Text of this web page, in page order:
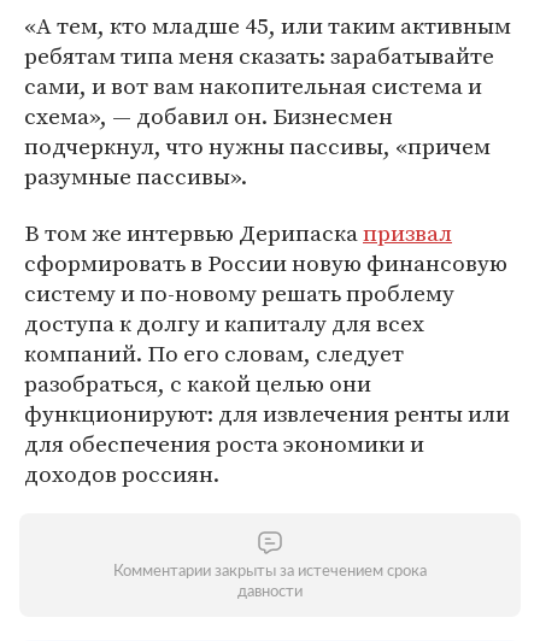
«А тем, кто младше 45, или таким активным
ребятам типа меня сказать: зарабатывайте
сами, и вот вам накопительная система и
схема», — добавил он. Бизнесмен
подчеркнул, что нужны пассивы, «причем
разумные пассивы».
В том же интервью Дерипаскапризвал
сформировать в России новую финансовую
систему и по-новому решать проблему
доступа к долгу и капиталу для всех
компаний. По его словам, следует
разобраться, с какой целью они
функционируют: для извлечения ренты или
для обеспечения роста экономики и
доходов россиян.
Комментарии закрыты за истечением срока
давности